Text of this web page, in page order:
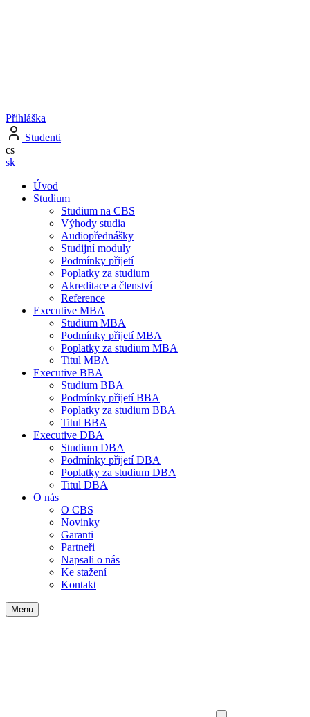
Přihláška
Studenti
cs
sk
Úvod
Studium
Studium na CBS
Výhody studia
Audiopřednášky
Studijní moduly
Podmínky přijetí
Poplatky za studium
Akreditace a členství
Reference
Executive MBA
Studium MBA
Podmínky přijetí MBA
Poplatky za studium MBA
Titul MBA
Executive BBA
Studium BBA
Podmínky přijetí BBA
Poplatky za studium BBA
Titul BBA
Executive DBA
Studium DBA
Podmínky přijetí DBA
Poplatky za studium DBA
Titul DBA
O nás
O CBS
Novinky
Garanti
Partneři
Napsali o nás
Ke stažení
Kontakt
Menu